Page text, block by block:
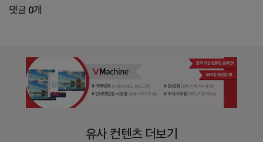
댓글 0개
유사 컨텐츠 더보기